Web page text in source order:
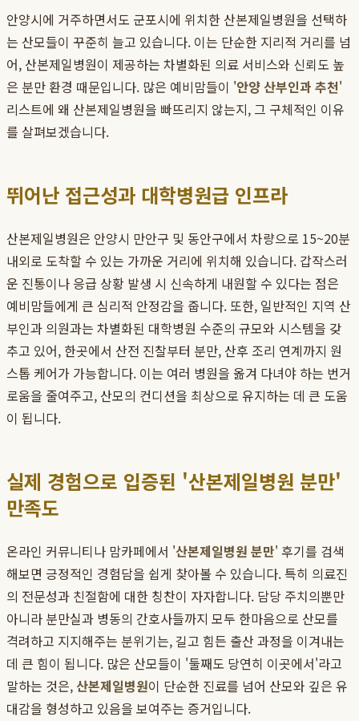
안양시에 거주하면서도 군포시에 위치한 산본제일병원을 선택하
는 산모들이 꾸준히 늘고 있습니다. 이는 단순한 지리적 거리를 넘
어, 산본제일병원이 제공하는 차별화된 의료 서비스와 신뢰도 높
은 분만 환경 때문입니다. 많은 예비맘들이 '안양 산부인과 추천'
리스트에 왜 산본제일병원을 빠뜨리지 않는지, 그 구체적인 이유
를 살펴보겠습니다.
뛰어난 접근성과 대학병원급 인프라
산본제일병원은 안양시 만안구 및 동안구에서 차량으로 15~20분
내외로 도착할 수 있는 가까운 거리에 위치해 있습니다. 갑작스러
운 진통이나 응급 상황 발생 시 신속하게 내원할 수 있다는 점은
예비맘들에게 큰 심리적 안정감을 줍니다. 또한, 일반적인 지역 산
부인과 의원과는 차별화된 대학병원 수준의 규모와 시스템을 갖
추고 있어, 한곳에서 산전 진찰부터 분만, 산후 조리 연계까지 원
스톱 케어가 가능합니다. 이는 여러 병원을 옮겨 다녀야 하는 번거
로움을 줄여주고, 산모의 컨디션을 최상으로 유지하는 데 큰 도움
이 됩니다.
실제 경험으로 입증된 '산본제일병원 분만'
만족도
온라인 커뮤니티나 맘카페에서 '산본제일병원 분만' 후기를 검색
해보면 긍정적인 경험담을 쉽게 찾아볼 수 있습니다. 특히 의료진
의 전문성과 친절함에 대한 칭찬이 자자합니다. 담당 주치의뿐만
아니라 분만실과 병동의 간호사들까지 모두 한마음으로 산모를
격려하고 지지해주는 분위기는, 길고 힘든 출산 과정을 이겨내는
데 큰 힘이 됩니다. 많은 산모들이 '둘째도 당연히 이곳에서'라고
말하는 것은, 산본제일병원이 단순한 진료를 넘어 산모와 깊은 유
대감을 형성하고 있음을 보여주는 증거입니다.